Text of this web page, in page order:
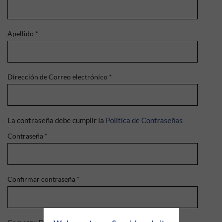
Apellido *
Dirección de Correo electrónico *
La contraseña debe cumplir la Política de Contraseñas
Contraseña *
Confirmar contraseña *